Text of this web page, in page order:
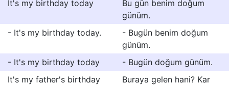
It's my birthday today
Bu gün benim doğum
günüm.
- It's my birthday today.
- Bugün benim doğum
günüm.
- It's my birthday today
- Bugün doğum günüm.
It's my father's birthday
Buraya gelen hani? Kar